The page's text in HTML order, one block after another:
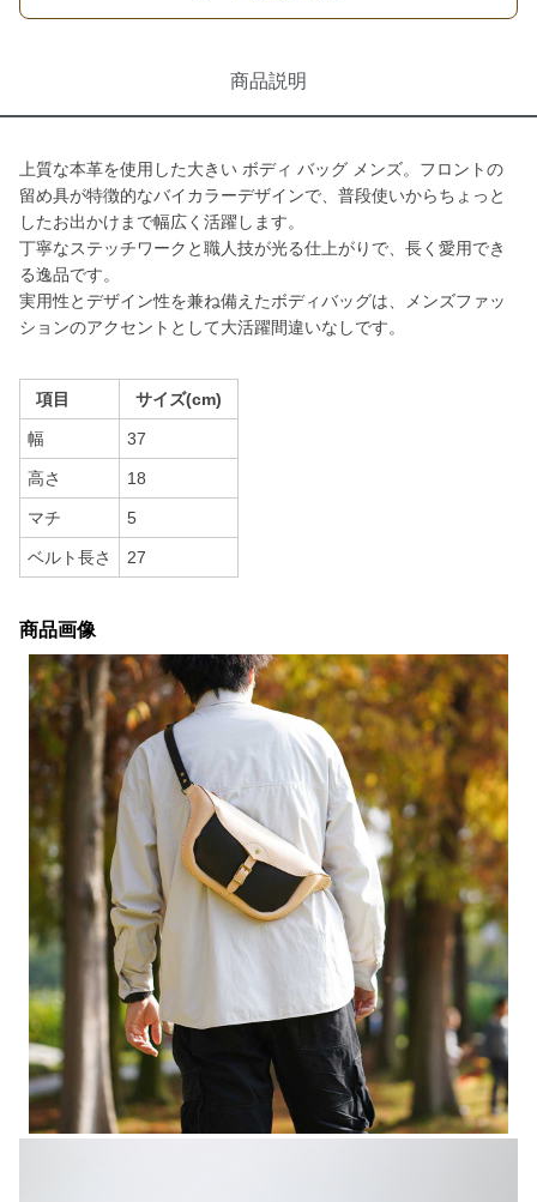
商品説明
上質な本革を使用した大きい ボディ バッグ メンズ。フロントの
留め具が特徴的なバイカラーデザインで、普段使いからちょっと
したお出かけまで幅広く活躍します。
丁寧なステッチワークと職人技が光る仕上がりで、長く愛用でき
る逸品です。
実用性とデザイン性を兼ね備えたボディバッグは、メンズファッ
ションのアクセントとして大活躍間違いなしです。
項目 サイズ(cm)
幅 37
高さ 18
マチ 5
ベルト長さ 27
商品画像